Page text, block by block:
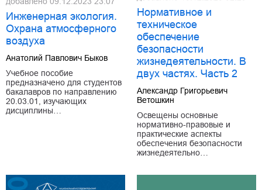
Инженерная экология.
Охрана атмосферного
воздуха
Анатолий Павлович Быков
Учебное пособие
предназначено для студентов
бакалавров по направлению
20.03.01, изучающих
дисциплины…
Нормативное и
техническое
обеспечение
безопасности
жизнедеятельности. В
двух частях. Часть 2
Александр Григорьевич
Ветошкин
Освещены основные
нормативно-правовые и
практические аспекты
обеспечения безопасности
жизнедеятельно…